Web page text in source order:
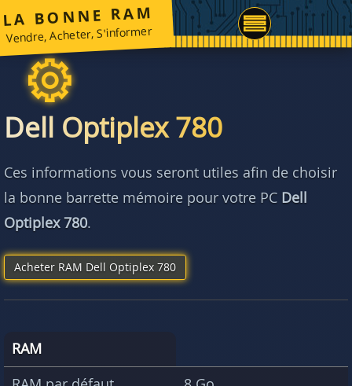
LA BONNE RAM
Vendre, Acheter, S'informer
Dell Optiplex 780
Ces informations vous seront utiles afin de choisir
la bonne barrette mémoire pour votre PC Dell
Optiplex 780.
Acheter RAM Dell Optiplex 780
RAM